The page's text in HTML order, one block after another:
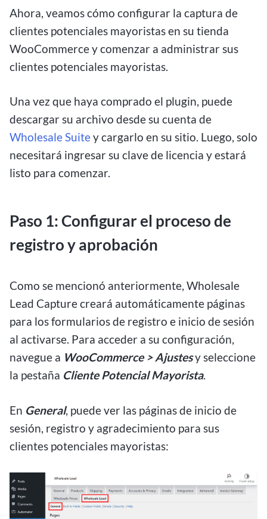
Ahora, veamos cómo configurar la captura de
clientes potenciales mayoristas en su tienda
WooCommerce y comenzar a administrar sus
clientes potenciales mayoristas.
Una vez que haya comprado el plugin, puede
descargar su archivo desde su cuenta de
Wholesale Suitey cargarlo en su sitio. Luego, solo
necesitará ingresar su clave de licencia y estará
listo para comenzar.
Paso 1: Configurar el proceso de
registro y aprobación
Como se mencionó anteriormente, Wholesale
Lead Capture creará automáticamente páginas
para los formularios de registro e inicio de sesión
al activarse. Para acceder a su configuración,
navegue a WooCommerce > Ajustesy seleccione
la pestaña Cliente Potencial Mayorista.
En General, puede ver las páginas de inicio de
sesión, registro y agradecimiento para sus
clientes potenciales mayoristas: